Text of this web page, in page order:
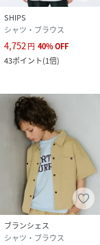
SHIPS
シャツ・ブラウス
4,752 円 40%OFF
43ポイント(1倍)
ブランシェス
シャツ・ブラウス